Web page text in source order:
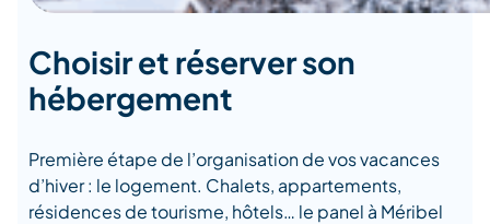
Choisir et réserver son
hébergement
Première étape de l’organisation de vos vacances
d’hiver : le logement. Chalets, appartements,
résidences de tourisme, hôtels… le panel à Méribel